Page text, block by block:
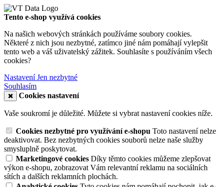
Tento e-shop využívá cookies
Na našich webových stránkách používáme soubory cookies.
Některé z nich jsou nezbytné, zatímco jiné nám pomáhají vylepšit
tento web a váš uživatelský zážitek. Souhlasíte s používáním všech
cookies?
NastaveníJen nezbytné
Souhlasím
Cookies nastavení
Vaše soukromí je důležité. Můžete si vybrat nastavení cookies níže.
Cookies nezbytné pro využívání e-shopu Toto nastavení nelze
deaktivovat. Bez nezbytných cookies souborů nelze naše služby
smysluplně poskytovat.
Marketingové cookies Díky těmto cookies můžeme zlepšovat
výkon e-shopu, zobrazovat Vám relevantní reklamu na sociálních
sítích a dalších reklamních plochách.